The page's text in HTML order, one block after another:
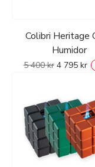
Colibri Heritage
Humidor
5 400kr 4 795 kr